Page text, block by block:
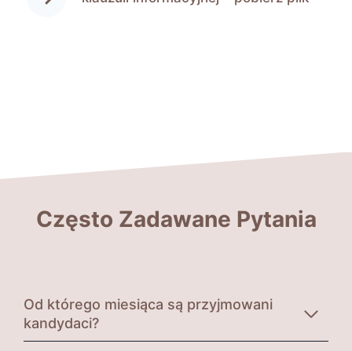
Często Zadawane Pytania
Od którego miesiąca są przyjmowani
kandydaci?